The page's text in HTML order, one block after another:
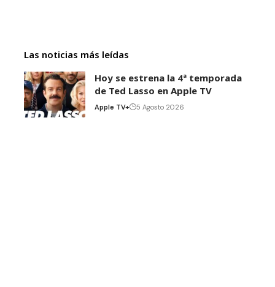
Las noticias más leídas
Hoy se estrena la 4ª temporada
de Ted Lasso en Apple TV
Apple TV+ 5 Agosto 2026